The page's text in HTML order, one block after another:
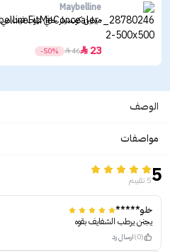
Maybelline
ميبلين كونسيلر خافي عيوب فيت مي
23

46

-50%
الوصف
مواصفات
55 تقييم
خلو*****
يجنن يرطب الشفايف بقوه
(0) ارسال رد